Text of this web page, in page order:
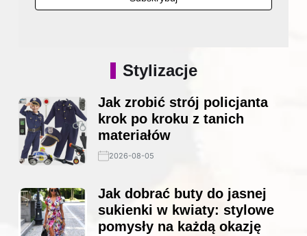
Stylizacje
Jak zrobić strój policjanta
krok po kroku z tanich
materiałów
2026-08-05
Jak dobrać buty do jasnej
sukienki w kwiaty: stylowe
pomysły na każdą okazję